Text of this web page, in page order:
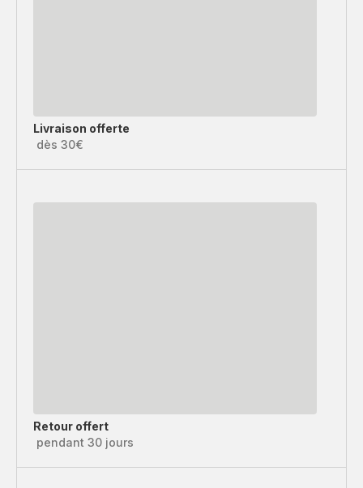
Livraison offerte
dès 30€
Retour offert
pendant 30 jours